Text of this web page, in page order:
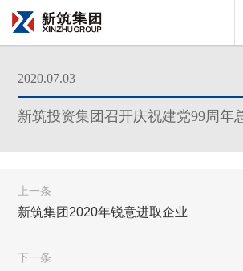
2020.07.03
新筑投资集团召开庆祝建党99周年
上一条
新筑集团2020年锐意进取企业
下一条